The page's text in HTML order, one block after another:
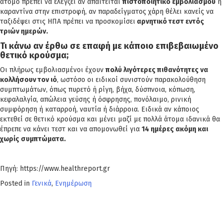
άτομο πρέπει να ελέγξει αν απαιτείταιπιστοποιητικό εμβολιασμού ή
καραντίνα στην επιστροφή, αν παραδείγματος χάρη θέλει κανείς να
ταξιδέψει στις ΗΠΑ πρέπει να προσκομίσει αρνητικό τεστ εντός
τριών ημερών.
Τι κάνω αν έρθω σε επαφή με κάποιο επιβεβαιωμένο
θετικό κρούσμα;
Οι πλήρως εμβολιασμένοι έχουνπολύ λιγότερες πιθανότητες να
κολλήσουν τον ιό, ωστόσο οι ειδικοί συνιστούν παρακολούθηση
συμπτωμάτων, όπως πυρετό ή ρίγη, βήχα, δύσπνοια, κόπωση,
κεφαλαλγία, απώλεια γεύσης ή όσφρησης, πονόλαιμο, ρινική
συμφόρηση ή καταρροή, ναυτία ή διάρροια. Ειδικά αν κάποιος
εκτεθεί σε θετικό κρούσμα και μένει μαζί με πολλά άτομα ιδανικά θα
έπρεπε να κάνει τεστ και να απομονωθεί για 14 ημέρες ακόμη και
χωρίς συμπτώματα.
Πηγή: https://www.healthreport.gr
Posted in Γενικά, Ενημέρωση